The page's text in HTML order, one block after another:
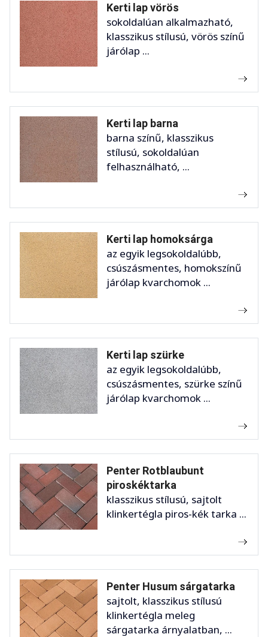
Kerti lap vörös
sokoldalúan alkalmazható,
klasszikus stílusú, vörös színű
járólap ...
Kerti lap barna
barna színű, klasszikus
stílusú, sokoldalúan
felhasználható, ...
Kerti lap homoksárga
az egyik legsokoldalúbb,
csúszásmentes, homokszínű
járólap kvarchomok ...
Kerti lap szürke
az egyik legsokoldalúbb,
csúszásmentes, szürke színű
járólap kvarchomok ...
Penter Rotblaubunt
piroskéktarka
klasszikus stílusú, sajtolt
klinkertégla piros-kék tarka ...
Penter Husum sárgatarka
sajtolt, klasszikus stílusú
klinkertégla meleg
sárgatarka árnyalatban, ...